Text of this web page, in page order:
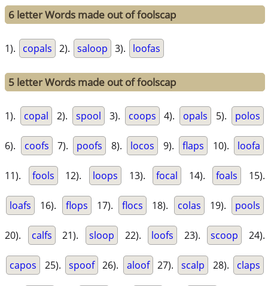
6 letter Words made out of foolscap
1). copals 2). saloop 3). loofas
5 letter Words made out of foolscap
1). copal 2). spool 3). coops 4). opals 5). polos
6). coofs 7). poofs 8). locos 9). flaps 10). loofa
11). fools 12). loops 13). focal 14). foals 15).
loafs 16). flops 17). flocs 18). colas 19). pools
20). calfs 21). sloop 22). loofs 23). scoop 24).
capos 25). spoof 26). aloof 27). scalp 28). claps